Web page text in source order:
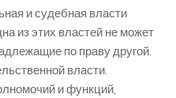
и судебная власти
из этих властей не может
по праву другой.
власти.
и функций,